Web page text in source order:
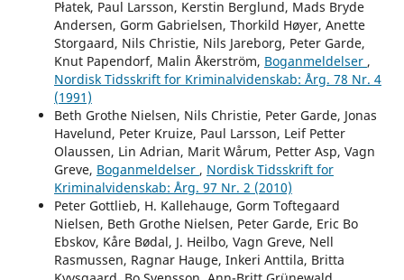
Płatek, Paul Larsson, Kerstin Berglund, Mads Bryde
Andersen, Gorm Gabrielsen, Thorkild Høyer, Anette
Storgaard, Nils Christie, Nils Jareborg, Peter Garde,
Knut Papendorf, Malin Åkerström, Boganmeldelser ,
Nordisk Tidsskrift for Kriminalvidenskab: Årg. 78 Nr. 4
(1991)
Beth Grothe Nielsen, Nils Christie, Peter Garde, Jonas
Havelund, Peter Kruize, Paul Larsson, Leif Petter
Olaussen, Lin Adrian, Marit Wårum, Petter Asp, Vagn
Greve, Boganmeldelser , Nordisk Tidsskrift for
Kriminalvidenskab: Årg. 97 Nr. 2 (2010)
Peter Gottlieb, H. Kallehauge, Gorm Toftegaard
Nielsen, Beth Grothe Nielsen, Peter Garde, Eric Bo
Ebskov, Kåre Bødal, J. Heilbo, Vagn Greve, Nell
Rasmussen, Ragnar Hauge, Inkeri Anttila, Britta